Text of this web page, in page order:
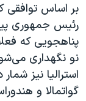
بر اساس توافقی
پناهجویی که فعلا
نو نگهداری
استرالیا نیز
گواتمالا و